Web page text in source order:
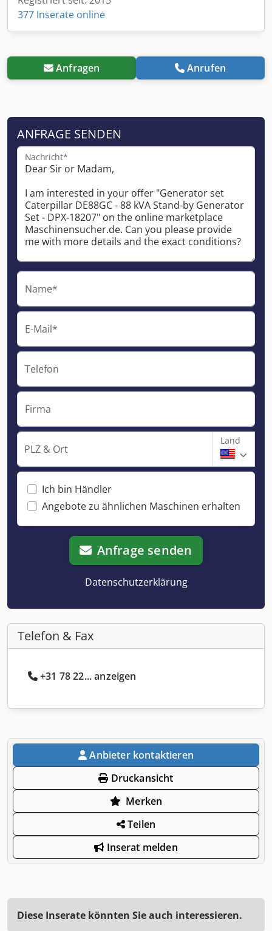
377 Inserate online
Anfragen Anrufen
ANFRAGE SENDEN
Nachricht*
Name*
E-Mail*
Telefon
Firma
PLZ & Ort
Land
Ich bin Händler
Angebote zu ähnlichen Maschinen erhalten
Anfrage senden
Datenschutzerklärung
Telefon & Fax
+31 78 22... anzeigen
Anbieter kontaktieren
Druckansicht
Merken
Teilen
Inserat melden
Diese Inserate könnten Sie auch interessieren.